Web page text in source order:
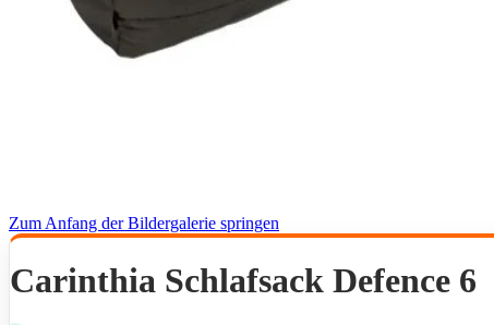
Zum Anfang der Bildergalerie springen
Carinthia Schlafsack Defence 6